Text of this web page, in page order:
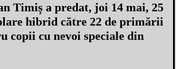
Timiș a predat, joi 14 mai, 25
hibrid către 22 de primării
copii cu nevoi speciale din